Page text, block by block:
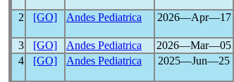
2
[GO] Andes Pediatrica 2026―Apr―17
3
[GO] Andes Pediatrica 2026―Mar―05
4
[GO] Andes Pediatrica 2025―Jun―25